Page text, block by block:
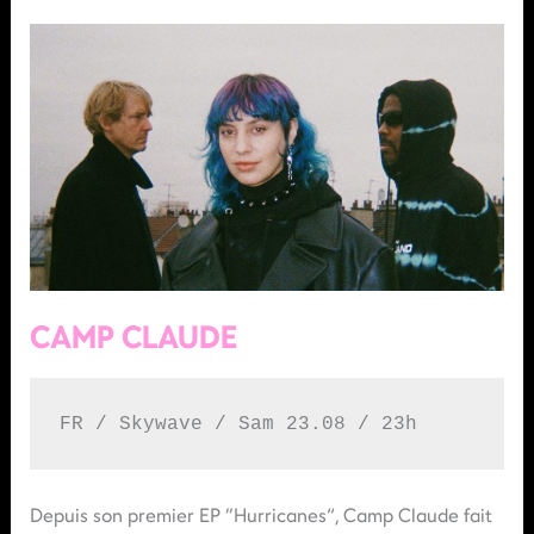
CAMP CLAUDE
FR / Skywave / Sam 23.08 / 23h
Depuis son premier EP “Hurricanes”, Camp Claude fait